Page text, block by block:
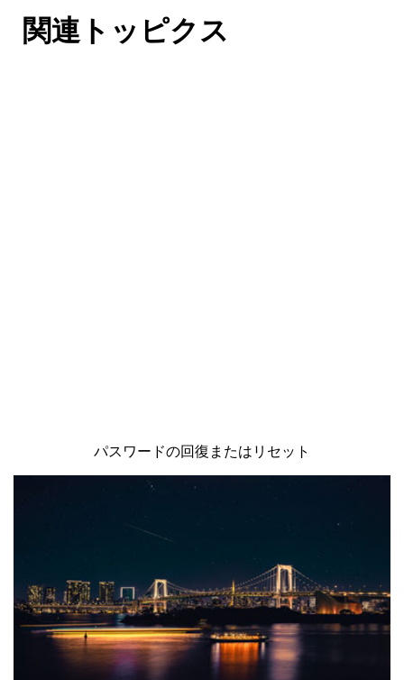
関連トッピクス
パスワードの回復またはリセット